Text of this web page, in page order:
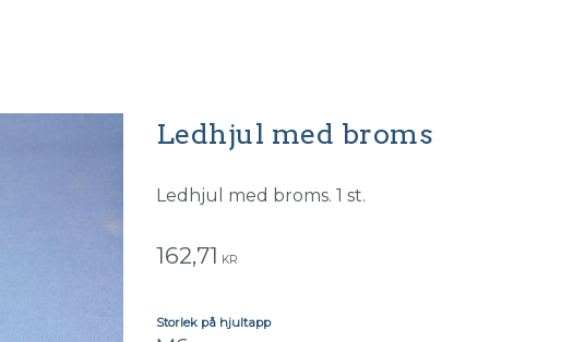
Ledhjul med broms
Ledhjul med broms. 1 st.
162,71 KR
Storlek på hjultapp